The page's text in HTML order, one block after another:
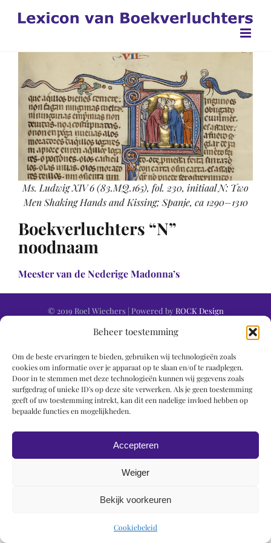
Beheer toestemming
Om de beste ervaringen te bieden, gebruiken wij technologieën zoals
cookies om informatie over je apparaat op te slaan en/of te raadplegen.
Door in te stemmen met deze technologieën kunnen wij gegevens zoals
surfgedrag of unieke ID's op deze site verwerken. Als je geen toestemming
geeft of uw toestemming intrekt, kan dit een nadelige invloed hebben op
bepaalde functies en mogelijkheden.
Accepteren
Weiger
Bekijk voorkeuren
Cookiebeleid
naar
Ms. Ludwig XIV 6 (83.MQ.165), fol. 230, initiaal N: Two
Men Shaking Hands and Kissing; Spanje, ca 1290–1310
Boekverluchters “N”
noodnaam
Meester van de Nederige Madonna’s
© 2019 Roel Wiechers | Powered by ROCK Design